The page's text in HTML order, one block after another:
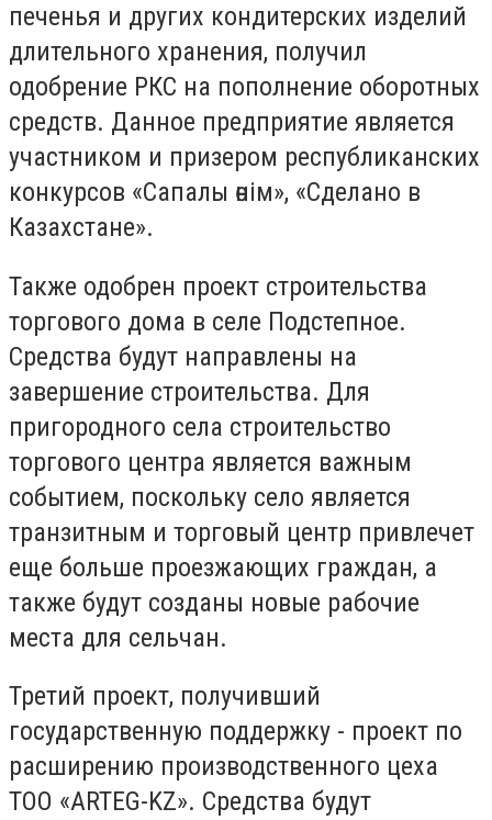
печенья и других кондитерских изделий
длительного хранения, получил
одобрение РКС на пополнение оборотных
средств. Данное предприятие является
участником и призером республиканских
конкурсов «Сапалы өнім», «Сделано в
Казахстане».
Также одобрен проект строительства
торгового дома в селе Подстепное.
Средства будут направлены на
завершение строительства. Для
пригородного села строительство
торгового центра является важным
событием, поскольку село является
транзитным и торговый центр привлечет
еще больше проезжающих граждан, а
также будут созданы новые рабочие
места для сельчан.
Третий проект, получивший
государственную поддержку - проект по
расширению производственного цеха
ТОО «ARTEG-KZ». Средства будут